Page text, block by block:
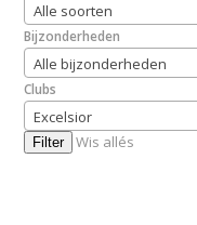
Alle soorten
Bijzonderheden
Alle bijzonderheden
Clubs
Excelsior
Filter Wis allés